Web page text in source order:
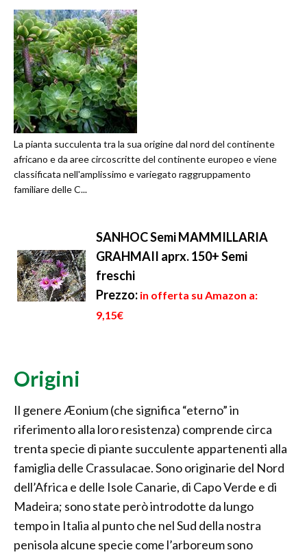
La pianta succulenta tra la sua origine dal nord del continente
africano e da aree circoscritte del continente europeo e viene
classificata nell'amplissimo e variegato raggruppamento
familiare delle C...
SANHOC Semi MAMMILLARIA
GRAHMAII aprx. 150+ Semi
freschi
Prezzo: in offerta su Amazon a:
9,15€
Origini
Il genere Æonium (che significa “eterno” in
riferimento alla loro resistenza) comprende circa
trenta specie di piante succulente appartenenti alla
famiglia delle Crassulacae. Sono originarie del Nord
dell’Africa e delle Isole Canarie, di Capo Verde e di
Madeira; sono state però introdotte da lungo
tempo in Italia al punto che nel Sud della nostra
penisola alcune specie come l’arboreum sono